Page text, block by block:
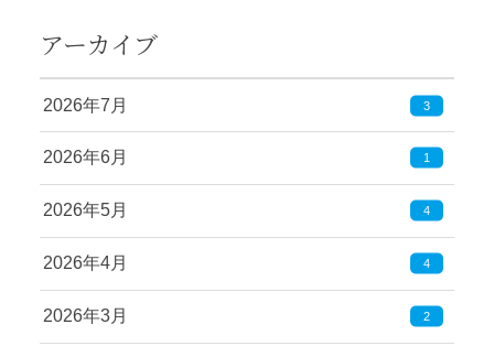
アーカイブ
2026年7月 3
2026年6月 1
2026年5月 4
2026年4月 4
2026年3月 2